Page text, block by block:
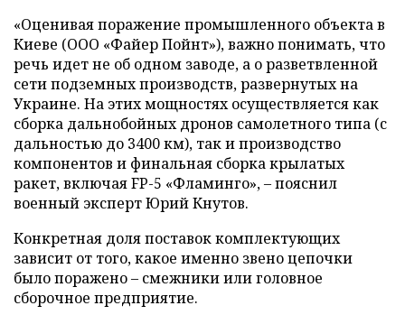
«Оценивая поражение промышленного объекта в
Киеве (ООО «Файер Пойнт»), важно понимать, что
речь идет не об одном заводе, а о разветвленной
сети подземных производств, развернутых на
Украине. На этих мощностях осуществляется как
сборка дальнобойных дронов самолетного типа (с
дальностью до 3400 км), так и производство
компонентов и финальная сборка крылатых
ракет, включая FP-5 «Фламинго», – пояснил
военный эксперт Юрий Кнутов.
Конкретная доля поставок комплектующих
зависит от того, какое именно звено цепочки
было поражено – смежники или головное
сборочное предприятие.